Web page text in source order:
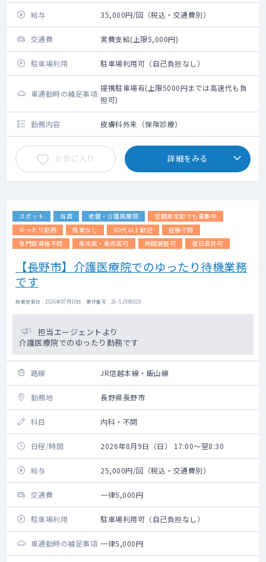
給与 35,000円/回（税込・交通費別）
交通費 実費支給(上限5,000円)
駐車場利用 駐車場利用可（自己負担なし）
車通勤時の補足事項
提携駐車場有(上限5000円までは高速代も負
担可)
勤務内容 皮膚科外来（保険診療）
お気に入り 詳細をみる
スポット 当直 老健・介護医療院
定期非常勤でも募集中
ゆったり勤務
残業なし 60代以上歓迎
経験不問
専門医資格不問
専攻医・専修医可 時間調整可 宿日直許可
【長野市】介護医療院でのゆったり待機業務
です
掲載更新日 : 2026年07月10日 案件番号 : 26-SJ598028
担当エージェントより
介護医療院でのゆったり勤務です
路線 JR信越本線・飯山線
勤務地 長野県長野市
科目 内科・不問
日程/時間 2026年8月9日（日） 17:00～翌8:30
給与 25,000円/回（税込・交通費別）
交通費 一律5,000円
駐車場利用 駐車場利用可（自己負担なし）
車通勤時の補足事項 一律5,000円